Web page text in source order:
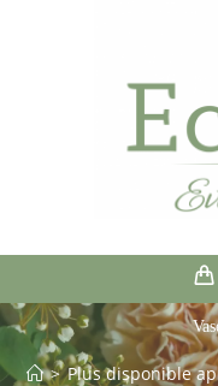
> Plus disponible